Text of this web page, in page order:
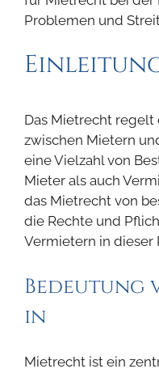
Problemen und
Das Mietrecht regelt
zwischen Mietern
eine Vielzahl von
Mieter als auch
das Mietrecht von
die Rechte und
Vermietern in dieser
Bedeutung
in
Mietrecht ist ein